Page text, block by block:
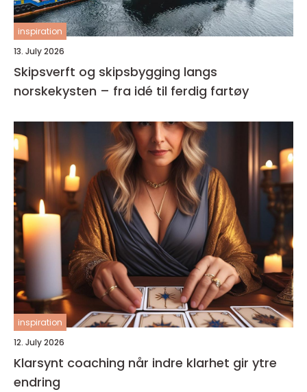
inspiration
13. July 2026
Skipsverft og skipsbygging langs
norskekysten – fra idé til ferdig fartøy
inspiration
12. July 2026
Klarsynt coaching når indre klarhet gir ytre
endring